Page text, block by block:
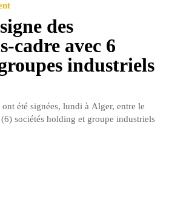
des
cadre avec 6
industriels
été signées, lundi à Alger, entre le
sociétés holding et groupe industriels